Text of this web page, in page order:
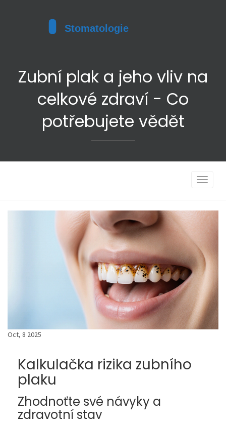
Zubní plak a jeho vliv na
celkové zdraví - Co
potřebujete vědět
Toggle
Oct, 8 2025
Kalkulačka rizika zubního
plaku
Zhodnoťte své návyky a
zdravotní stav